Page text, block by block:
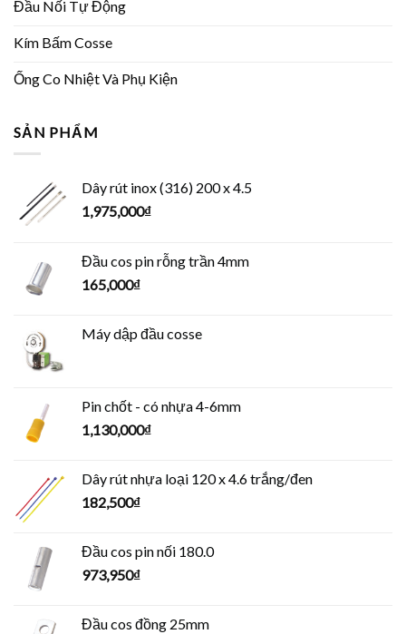
Đầu Nối Tự Động
Kím Bấm Cosse
Ống Co Nhiệt Và Phụ Kiện
SẢN PHẨM
Dây rút inox (316) 200 x 4.5
1,975,000₫
Đầu cos pin rỗng trần 4mm
165,000₫
Máy dập đầu cosse
Pin chốt - có nhựa 4-6mm
1,130,000₫
Dây rút nhựa loại 120 x 4.6 trắng/đen
182,500₫
Đầu cos pin nối 180.0
973,950₫
Đầu cos đồng 25mm